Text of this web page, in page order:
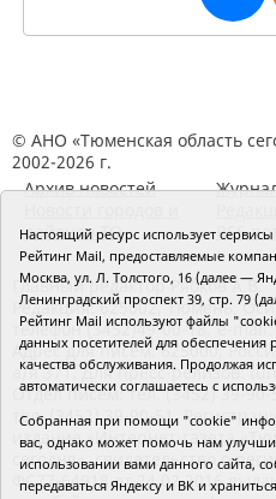
© АНО «Тюменская область
2002-2026 г.
Архив новостей
районов ТО
RSS
Главный редактор Рябков А.В.
Редакция: 625002, Тюмень,
телефон (3452)49-00-18, e-
Адрес для писем: 625000,
а/я 371. Для пресс-релизов:
Отдел писем: тел. (3452) 39-
тел. (3452) 39-90-51.
издание «Интернет-газета
сегодня», свидетельство о
ФС77-64918 от 24.02.2016
Настоящий ресурс использует
Рейтинг Mail, предоставляемые
Москва, ул. Л. Толстого, 16 (далее —
Ленинградский проспект 39, стр. 79
Рейтинг Mail используют файлы
данных посетителей для
качества обслуживания. Продолжая
автоматически соглашаетесь с
Собранная при помощи "cookie"
вас, однако может помочь нам
использовании вами данного сайта,
передаваться Яндексу и ВК и